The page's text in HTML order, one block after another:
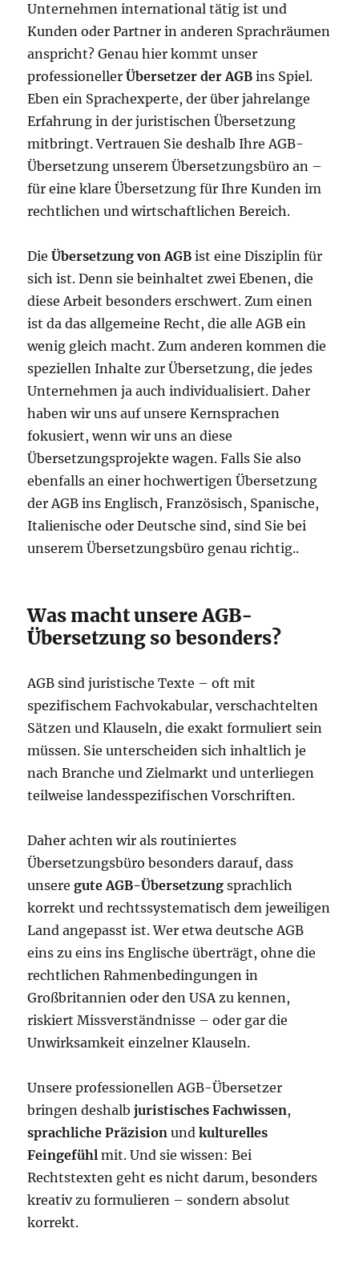
Unternehmen international tätig ist und
Kunden oder Partner in anderen Sprachräumen
anspricht? Genau hier kommt unser
professionellerÜbersetzer der AGB ins Spiel.
Eben ein Sprachexperte, der über jahrelange
Erfahrung in der juristischen Übersetzung
mitbringt. Vertrauen Sie deshalb Ihre AGB-
Übersetzung unserem Übersetzungsbüro an –
für eine klare Übersetzung für Ihre Kunden im
rechtlichen und wirtschaftlichen Bereich.
DieÜbersetzung von AGB ist eine Disziplin für
sich ist. Denn sie beinhaltet zwei Ebenen, die
diese Arbeit besonders erschwert. Zum einen
ist da das allgemeine Recht, die alle AGB ein
wenig gleich macht. Zum anderen kommen die
speziellen Inhalte zur Übersetzung, die jedes
Unternehmen ja auch individualisiert. Daher
haben wir uns auf unsere Kernsprachen
fokusiert, wenn wir uns an diese
Übersetzungsprojekte wagen. Falls Sie also
ebenfalls an einer hochwertigen Übersetzung
der AGB ins Englisch, Französisch, Spanische,
Italienische oder Deutsche sind, sind Sie bei
unserem Übersetzungsbüro genau richtig..
Was macht unsere AGB-
Übersetzung so besonders?
AGB sind juristische Texte – oft mit
spezifischem Fachvokabular, verschachtelten
Sätzen und Klauseln, die exakt formuliert sein
müssen. Sie unterscheiden sich inhaltlich je
nach Branche und Zielmarkt und unterliegen
teilweise landesspezifischen Vorschriften.
Daher achten wir als routiniertes
Übersetzungsbüro besonders darauf, dass
unseregute AGB-Übersetzung sprachlich
korrekt und rechtssystematisch dem jeweiligen
Land angepasst ist. Wer etwa deutsche AGB
eins zu eins ins Englische überträgt, ohne die
rechtlichen Rahmenbedingungen in
Großbritannien oder den USA zu kennen,
riskiert Missverständnisse – oder gar die
Unwirksamkeit einzelner Klauseln.
Unsere professionellen AGB-Übersetzer
bringen deshalbjuristisches Fachwissen,
sprachliche Präzision undkulturelles
Feingefühl mit. Und sie wissen: Bei
Rechtstexten geht es nicht darum, besonders
kreativ zu formulieren – sondern absolut
korrekt.